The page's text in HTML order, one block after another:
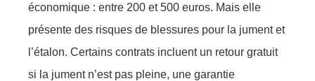
économique : entre 200 et 500 euros. Mais elle
présente des risques de blessures pour la jument et
l’étalon. Certains contrats incluent un retour gratuit
si la jument n’est pas pleine, une garantie